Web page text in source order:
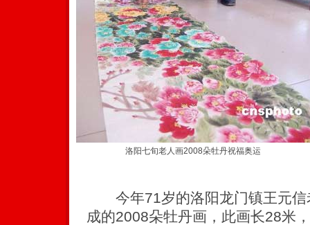
洛阳七旬老人画2008朵牡丹祝福奥运
今年71岁的洛阳龙门镇王元信
成的2008朵牡丹画，此画长28米